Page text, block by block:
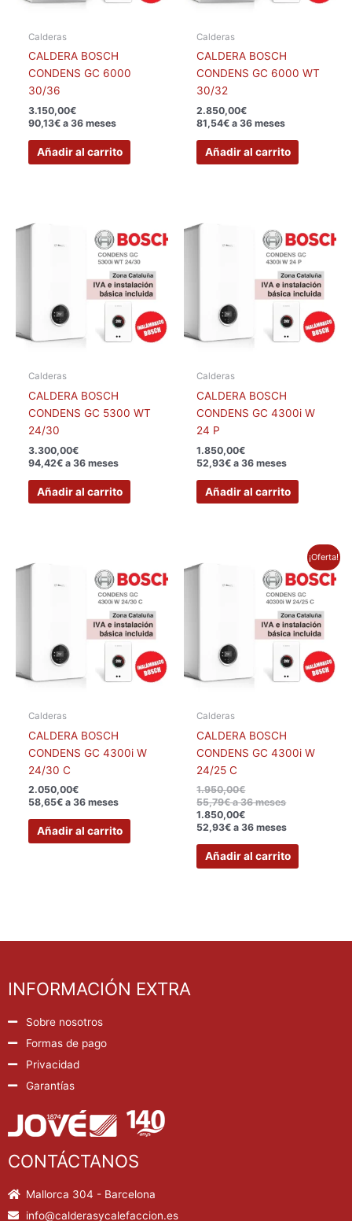
Calderas
CALDERA BOSCH
CONDENS GC 6000
30/36
3.150,00€
90,13€ a 36 meses
Añadir al carrito
Calderas
CALDERA BOSCH
CONDENS GC 6000 WT
30/32
2.850,00€
81,54€ a 36 meses
Añadir al carrito
Calderas
CALDERA BOSCH
CONDENS GC 5300 WT
24/30
3.300,00€
94,42€ a 36 meses
Añadir al carrito
Calderas
CALDERA BOSCH
CONDENS GC 4300i W
24 P
1.850,00€
52,93€ a 36 meses
Añadir al carrito
Calderas
CALDERA BOSCH
CONDENS GC 4300i W
24/30 C
2.050,00€
58,65€ a 36 meses
Añadir al carrito
¡Oferta!
Calderas
CALDERA BOSCH
CONDENS GC 4300i W
24/25 C
1.950,00€
55,79€ a 36 meses
precio
original
era:
1.950,00€.
1.850,00€
52,93€ a 36 meses
precio
actual
es:
1.850,00€.
Añadir al carrito
INFORMACIÓN EXTRA
Sobre nosotros
Formas de pago
Privacidad
Garantías
CONTÁCTANOS
Mallorca 304 - Barcelona
info@calderasycalefaccion.es